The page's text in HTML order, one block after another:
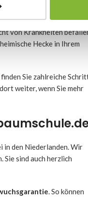
von Krankheiten
Hecke in Ihrem
finden Sie zahlreiche
weiter, wenn Sie mehr
in den Niederlanden. Wir
sind auch herzlich
. So können